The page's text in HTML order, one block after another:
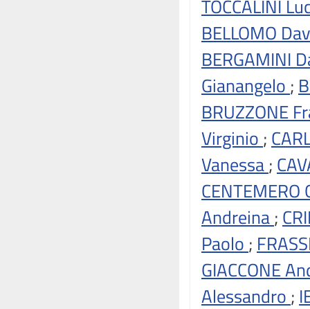
TOCCALINI
BELLOMO
BERGAMINI
Gianangelo ;
BRUZZONE
Virginio ;
Vanessa;
Andreina;
Paolo ;
GIACCONE
Alessandro ;